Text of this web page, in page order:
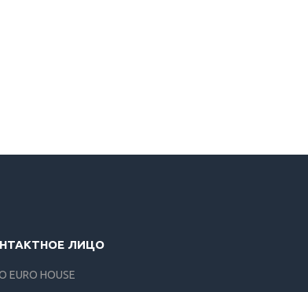
EURO HOUSE